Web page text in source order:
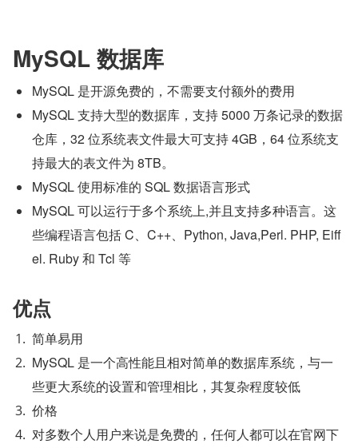
MySQL 数据库
MySQL 是开源免费的，不需要支付额外的费用
MySQL 支持大型的数据库，支持 5000 万条记录的数据
仓库，32 位系统表文件最大可支持 4GB，64 位系统支
持最大的表文件为 8TB。
MySQL 使用标准的 SQL 数据语言形式
MySQL 可以运行于多个系统上,并且支持多种语言。这
些编程语言包括 C、C++、Python, Java,Perl. PHP, Eiff
el. Ruby 和 Tcl 等
优点
简单易用
MySQL 是一个高性能且相对简单的数据库系统，与一
些更大系统的设置和管理相比，其复杂程度较低
价格
对多数个人用户来说是免费的，任何人都可以在官网下